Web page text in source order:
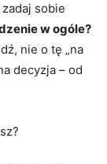
sobie
w ogóle?
nie o tę „na
decyzja – od